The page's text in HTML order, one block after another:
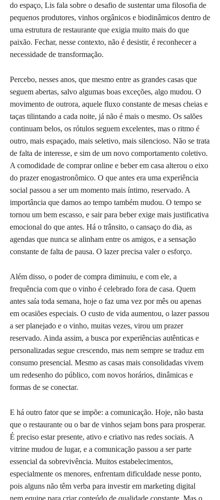
do espaço, Lis fala sobre o desafio de sustentar uma filosofia de
pequenos produtores, vinhos orgânicos e biodinâmicos dentro de
uma estrutura de restaurante que exigia muito mais do que
paixão. Fechar, nesse contexto, não é desistir, é reconhecer a
necessidade de transformação.
Percebo, nesses anos, que mesmo entre as grandes casas que
seguem abertas, salvo algumas boas exceções, algo mudou. O
movimento de outrora, aquele fluxo constante de mesas cheias e
taças tilintando a cada noite, já não é mais o mesmo. Os salões
continuam belos, os rótulos seguem excelentes, mas o ritmo é
outro, mais espaçado, mais seletivo, mais silencioso. Não se trata
de falta de interesse, e sim de um novo comportamento coletivo.
A comodidade de comprar online e beber em casa alterou o eixo
do prazer enogastronômico. O que antes era uma experiência
social passou a ser um momento mais íntimo, reservado. A
importância que damos ao tempo também mudou. O tempo se
tornou um bem escasso, e sair para beber exige mais justificativa
emocional do que antes. Há o trânsito, o cansaço do dia, as
agendas que nunca se alinham entre os amigos, e a sensação
constante de falta de pausa. O lazer precisa valer o esforço.
Além disso, o poder de compra diminuiu, e com ele, a
frequência com que o vinho é celebrado fora de casa. Quem
antes saía toda semana, hoje o faz uma vez por mês ou apenas
em ocasiões especiais. O custo de vida aumentou, o lazer passou
a ser planejado e o vinho, muitas vezes, virou um prazer
reservado. Ainda assim, a busca por experiências autênticas e
personalizadas segue crescendo, mas nem sempre se traduz em
consumo presencial. Mesmo as casas mais consolidadas vivem
um redesenho do público, com novos horários, dinâmicas e
formas de se conectar.
E há outro fator que se impõe: a comunicação. Hoje, não basta
que o restaurante ou o bar de vinhos sejam bons para prosperar.
É preciso estar presente, ativo e criativo nas redes sociais. A
vitrine mudou de lugar, e a comunicação passou a ser parte
essencial da sobrevivência. Muitos estabelecimentos,
especialmente os menores, enfrentam dificuldade nesse ponto,
pois alguns não têm verba para investir em marketing digital
nem equipe para criar conteúdo de qualidade constante. Mas o